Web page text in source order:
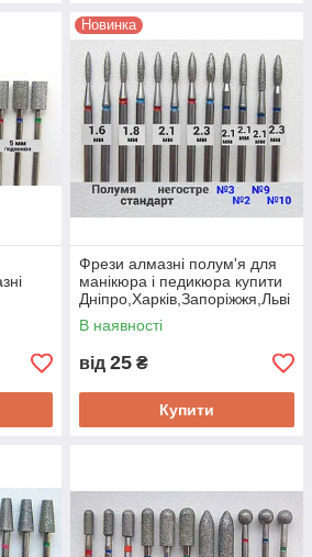
Новинка
Фрези алмазні полум'я для
манікюра і педикюра купити
Дніпро,Харків,Запоріжжя,Льві
в
В наявності
від 25 ₴
Купити